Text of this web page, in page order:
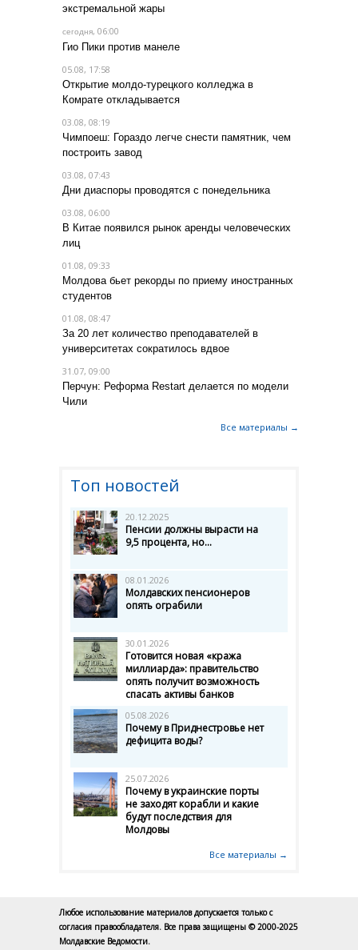
экстремальной жары
сегодня, 06:00
Гио Пики против манеле
05.08, 17:58
Открытие молдо-турецкого колледжа в
Комрате откладывается
03.08, 08:19
Чимпоеш: Гораздо легче снести памятник, чем
построить завод
03.08, 07:43
Дни диаспоры проводятся с понедельника
03.08, 06:00
В Китае появился рынок аренды человеческих
лиц
01.08, 09:33
Молдова бьет рекорды по приему иностранных
студентов
01.08, 08:47
За 20 лет количество преподавателей в
университетах сократилось вдвое
31.07, 09:00
Перчун: Реформа Restart делается по модели
Чили
Все материалы →
Топ новостей
20.12.2025
Пенсии должны вырасти на
9,5 процента, но...
08.01.2026
Молдавских пенсионеров
опять ограбили
30.01.2026
Готовится новая «кража
миллиарда»: правительство
опять получит возможность
спасать активы банков
05.08.2026
Почему в Приднестровье нет
дефицита воды?
25.07.2026
Почему в украинские порты
не заходят корабли и какие
будут последствия для
Молдовы
Все материалы →
Любое использование материалов допускается только с
согласия правообладателя. Все права защищены © 2000-2025
Молдавские Ведомости.